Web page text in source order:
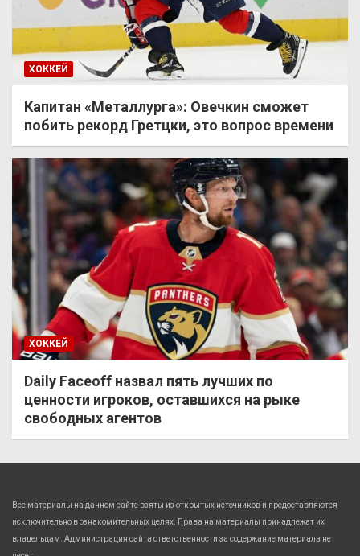
ХОККЕЙ
Капитан «Металлурга»: Овечкин сможет
побить рекорд Гретцки, это вопрос времени
ХОККЕЙ
Daily Faceoff назвал пять лучших по
ценности игроков, оставшихся на рыке
свободных агентов
Все материалы на данном сайте взяты из открытых источников и предоставляются
исключительно в ознакомительных целях. Права на материалы принадлежат их
владельцам. Администрация сайта ответственности за содержание материала не